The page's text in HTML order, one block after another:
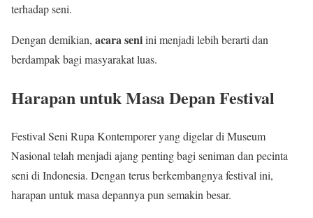
terhadap seni.
Dengan demikian, acara seniini menjadi lebih berarti dan
berdampak bagi masyarakat luas.
Harapan untuk Masa Depan Festival
Festival Seni Rupa Kontemporer yang digelar di Museum
Nasional telah menjadi ajang penting bagi seniman dan pecinta
seni di Indonesia. Dengan terus berkembangnya festival ini,
harapan untuk masa depannya pun semakin besar.